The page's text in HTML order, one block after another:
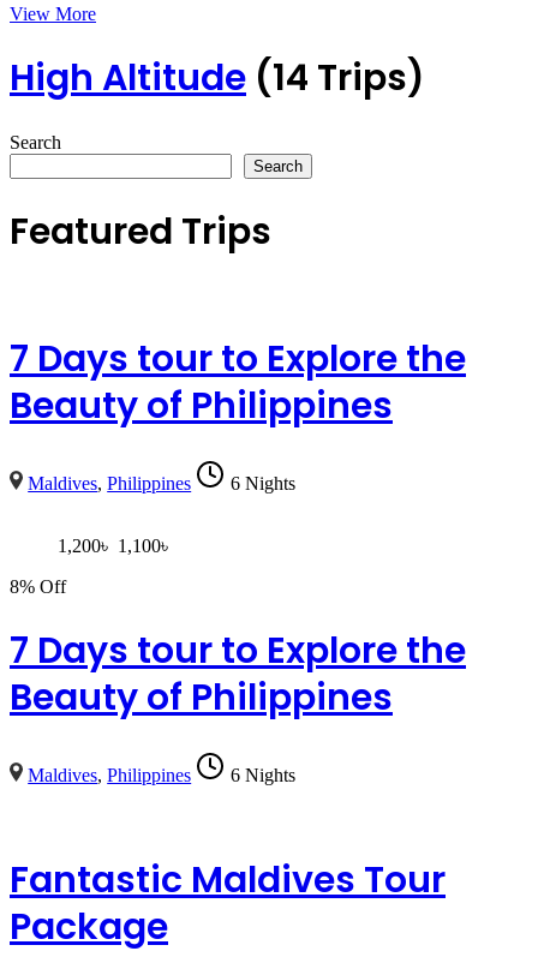
View More
High Altitude (14 Trips)
Search
Search
Featured Trips
7 Days tour to Explore the
Beauty of Philippines
Maldives,Philippines 6 Nights
1,200৳ 1,100৳
8% Off
7 Days tour to Explore the
Beauty of Philippines
Maldives,Philippines 6 Nights
Fantastic Maldives Tour
Package